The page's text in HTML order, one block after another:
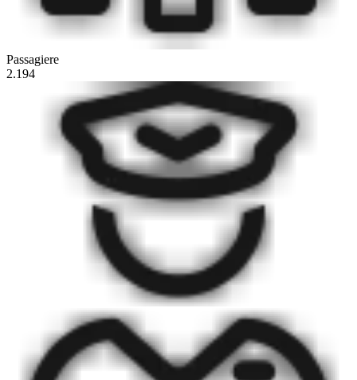
Passagiere
2.194